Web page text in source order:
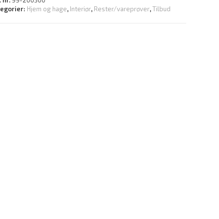
Hjem og hage, Interiør, Rester/vareprøver,Tilbud